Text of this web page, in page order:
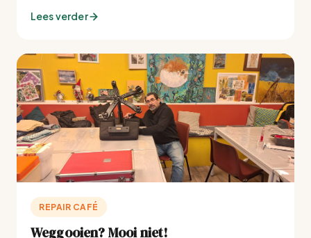
Lees verder
REPAIR CAFÉ
Weggooien? Mooi niet!